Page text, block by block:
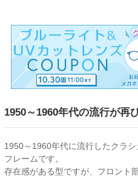
1950～1960年代の流行が再
1950～1960年代に流行したクラ
フレームです。
存在感がある型ですが、フロント